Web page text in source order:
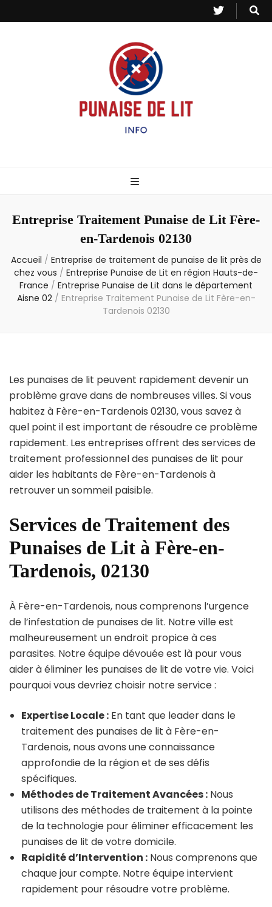
– Info
Entreprise Traitement Punaise de Lit Fère-
en-Tardenois 02130
Accueil / Entreprise de traitement de punaise de lit près de
chez vous / Entreprise Punaise de Lit en région Hauts-de-
France / Entreprise Punaise de Lit dans le département
Aisne 02 / Entreprise Traitement Punaise de Lit Fère-en-
Tardenois 02130
Les punaises de lit peuvent rapidement devenir un
problème grave dans de nombreuses villes. Si vous
habitez à Fère-en-Tardenois 02130, vous savez à
quel point il est important de résoudre ce problème
rapidement. Les entreprises offrent des services de
traitement professionnel des punaises de lit pour
aider les habitants de Fère-en-Tardenois à
retrouver un sommeil paisible.
Services de Traitement des
Punaises de Lit à Fère-en-
Tardenois, 02130
À Fère-en-Tardenois, nous comprenons l’urgence
de l’infestation de punaises de lit. Notre ville est
malheureusement un endroit propice à ces
parasites. Notre équipe dévouée est là pour vous
aider à éliminer les punaises de lit de votre vie. Voici
pourquoi vous devriez choisir notre service :
Expertise Locale : En tant que leader dans le
traitement des punaises de lit à Fère-en-
Tardenois, nous avons une connaissance
approfondie de la région et de ses défis
spécifiques.
Méthodes de Traitement Avancées : Nous
utilisons des méthodes de traitement à la pointe
de la technologie pour éliminer efficacement les
punaises de lit de votre domicile.
Rapidité d’Intervention : Nous comprenons que
chaque jour compte. Notre équipe intervient
rapidement pour résoudre votre problème.